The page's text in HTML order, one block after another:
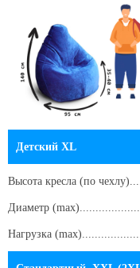
Детский XL
Высота кресла (по чехлу)
Диаметр
Нагрузка